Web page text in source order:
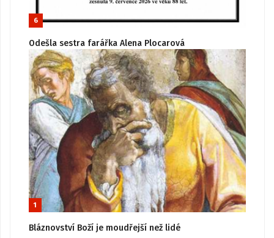
6
Odešla sestra farářka Alena Plocarová
1
Bláznovství Boží je moudřejší než lidé